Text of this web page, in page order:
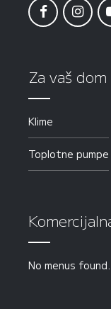
Za vaš dom
Klime
Toplotne pumpe
No menus found.